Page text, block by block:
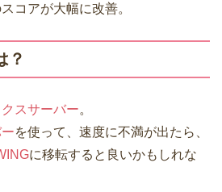
コアが大幅に改善。
？
スサーバー。
を使って、速度に不満が出たら、
に移転すると良いかもしれな